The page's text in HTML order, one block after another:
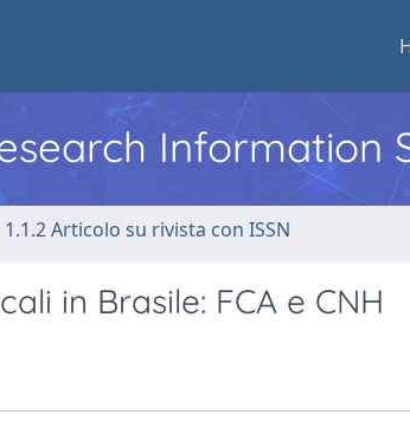
Information
1.1.2 Articolo su rivista con ISSN
in Brasile: FCA e CNH